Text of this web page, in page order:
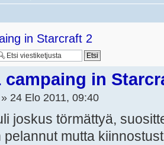
in Starcraft 2
campaing in
» 24 Elo 2011, 09:40
joskus törmättyä,
mutta